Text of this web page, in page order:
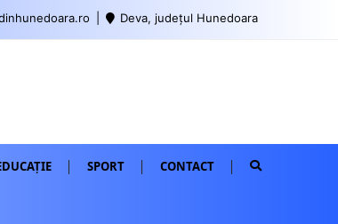
Deva, județul Hunedoara
SPORT CONTACT